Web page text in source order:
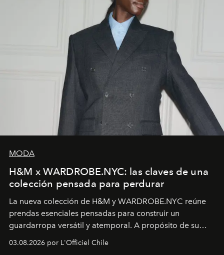
MODA
H&M x WARDROBE.NYC: las claves de una
colección pensada para perdurar
La nueva colección de H&M y WARDROBE.NYC reúne
prendas esenciales pensadas para construir un
guardarropa versátil y atemporal. A propósito de su
lanzamiento, los fundadores de la firma neoyorquina y
la asesora creativa y jefa de diseño global de la marca
03.08.2026 por L'Officiel Chile